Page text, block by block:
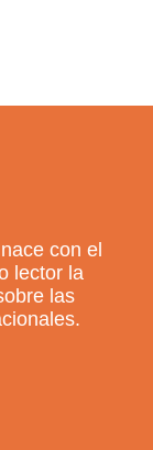
con el
lector la
las